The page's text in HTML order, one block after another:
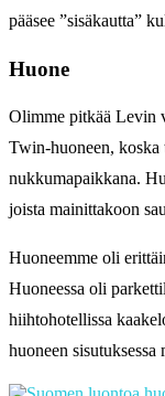
pääsee ”sisäkautta”
Huone
Olimme pitkää Levin
Twin-huoneen, koska
nukkumapaikkana.
joista mainittakoon
Huoneemme oli
Huoneessa oli
hiihtohotellissa
huoneen